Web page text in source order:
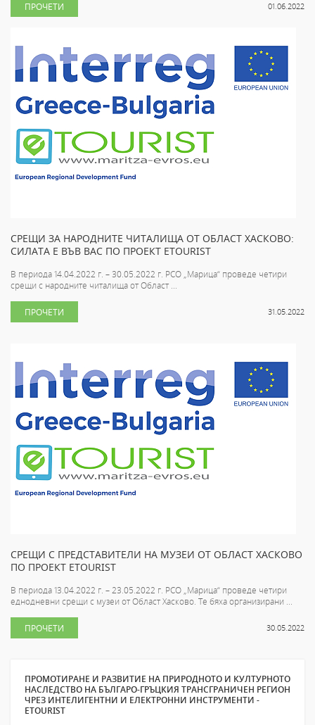
01.06.2022
ПРОЧЕТИ
СРЕЩИ ЗА НАРОДНИТЕ ЧИТАЛИЩА ОТ ОБЛАСТ ХАСКОВО:
СИЛАТА Е ВЪВ ВАС ПО ПРОЕКТ ETOURIST
В периода 14.04.2022 г. – 30.05.2022 г. РСО „Марица“ проведе четири
срещи с народните читалища от Област ...
31.05.2022
ПРОЧЕТИ
СРЕЩИ С ПРЕДСТАВИТЕЛИ НА МУЗЕИ ОТ ОБЛАСТ ХАСКОВО
ПО ПРОЕКТ ETOURIST
В периода 13.04.2022 г. – 23.05.2022 г. РСО „Марица“ проведе четири
еднодневни срещи с музеи от Област Хасково. Те бяха организирани ...
30.05.2022
ПРОЧЕТИ
ПРОМОТИРАНЕ И РАЗВИТИЕ НА ПРИРОДНОТО И КУЛТУРНОТО
НАСЛЕДСТВО НА БЪЛГАРО-ГРЪЦКИЯ ТРАНСГРАНИЧЕН РЕГИОН
ЧРЕЗ ИНТЕЛИГЕНТНИ И ЕЛЕКТРОННИ ИНСТРУМЕНТИ -
ETOURIST